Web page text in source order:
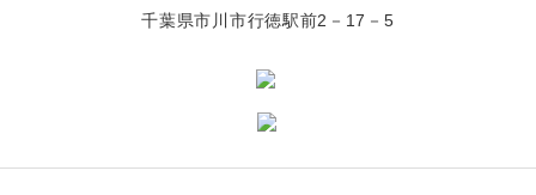
千葉県市川市行徳駅前2－17－5